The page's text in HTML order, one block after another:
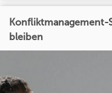
Konfliktmanagement-
bleiben